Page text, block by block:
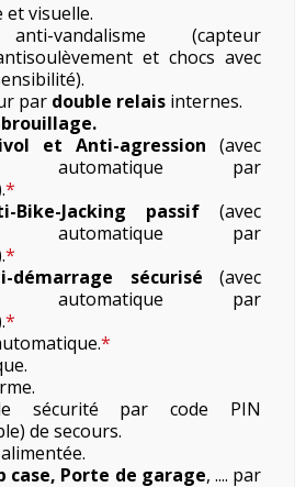
visuelle.
vandalisme (capteur
et chocs avec
par double relais internes.
et Anti-agression (avec
automatique par
*
Bike-Jacking passif (avec
automatique par
*
démarrage sécurisé (avec
automatique par
*
*
sécurité par code PIN
de secours.
case, Porte de garage, .... par